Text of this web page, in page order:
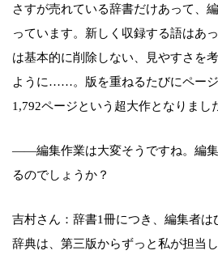
さすが売れている辞書だけあって、
っています。新しく収録する語はあ
は基本的に削除しない、見やすさを
ように……。版を重ねるたびにペー
1,792ページという超大作となりまし
――編集作業は大変そうですね。編
るのでしょうか？
吉村さん：辞書1冊につき、編集者
辞典は、第三版からずっと私が担当